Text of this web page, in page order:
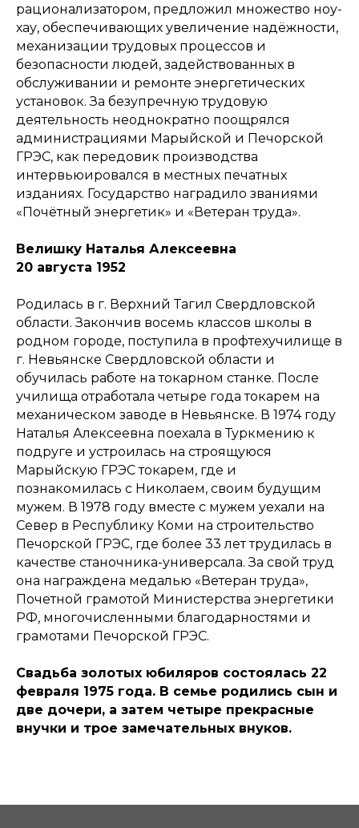
рационализатором, предложил множество ноу-
хау, обеспечивающих увеличение надёжности,
механизации трудовых процессов и
безопасности людей, задействованных в
обслуживании и ремонте энергетических
установок. За безупречную трудовую
деятельность неоднократно поощрялся
администрациями Марыйской и Печорской
ГРЭС, как передовик производства
интервьюировался в местных печатных
изданиях. Государство наградило званиями
«Почётный энергетик» и «Ветеран труда».
Велишку Наталья Алексеевна
20 августа 1952
Родилась в г. Верхний Тагил Свердловской
области. Закончив восемь классов школы в
родном городе, поступила в профтехучилище в
г. Невьянске Свердловской области и
обучилась работе на токарном станке. После
училища отработала четыре года токарем на
механическом заводе в Невьянске. В 1974 году
Наталья Алексеевна поехала в Туркмению к
подруге и устроилась на строящуюся
Марыйскую ГРЭС токарем, где и
познакомилась с Николаем, своим будущим
мужем. В 1978 году вместе с мужем уехали на
Север в Республику Коми на строительство
Печорской ГРЭС, где более 33 лет трудилась в
качестве станочника-универсала. За свой труд
она награждена медалью «Ветеран труда»,
Почетной грамотой Министерства энергетики
РФ, многочисленными благодарностями и
грамотами Печорской ГРЭС.
Свадьба золотых юбиляров состоялась 22
февраля 1975 года. В семье родились сын и
две дочери, а затем четыре прекрасные
внучки и трое замечательных внуков.